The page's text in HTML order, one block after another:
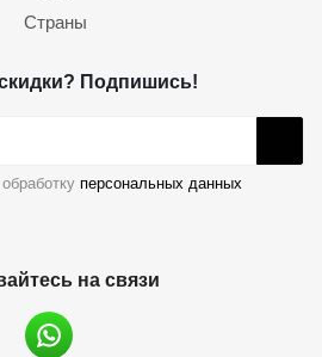
Страны
Подпишись!
персональных данных
на связи